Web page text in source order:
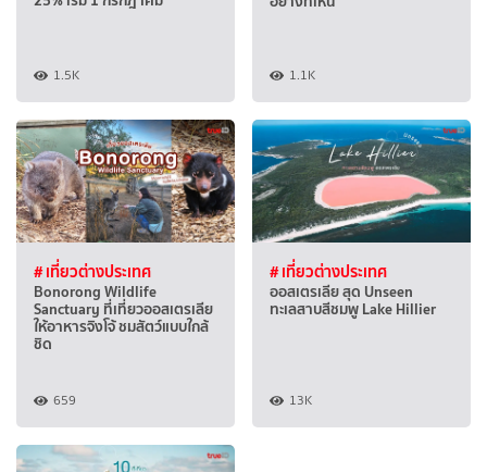
1.5K 1.1K
# เที่ยวต่างประเทศ
Bonorong Wildlife
Sanctuary ที่เที่ยวออสเตรเลีย
ให้อาหารจิงโจ้ ชมสัตว์แบบใกล้
ชิด
659
# เที่ยวต่างประเทศ
ออสเตรเลีย สุด Unseen
ทะเลสาบสีชมพู Lake Hillier
13K